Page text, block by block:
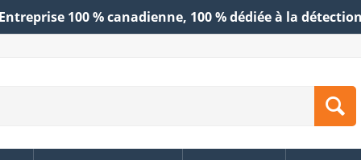
100 % canadienne, 100 % dédiée à la détection